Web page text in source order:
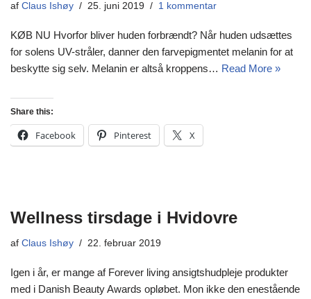
af Claus Ishøy 25. juni 2019 1 kommentar
KØB NU Hvorfor bliver huden forbrændt? Når huden udsættes
for solens UV-stråler, danner den farvepigmentet melanin for at
beskytte sig selv. Melanin er altså kroppens… Read More »
Share this:
Facebook Pinterest X
Wellness tirsdage i Hvidovre
af Claus Ishøy 22. februar 2019
Igen i år, er mange af Forever living ansigtshudpleje produkter
med i Danish Beauty Awards opløbet. Mon ikke den enestående